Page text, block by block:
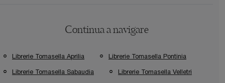
Continua a navigare
Librerie Tomasella Aprilia Librerie Tomasella Pontinia
Librerie Tomasella Sabaudia Librerie Tomasella Velletri